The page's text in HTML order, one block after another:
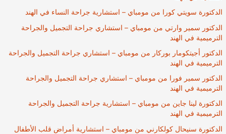
الدكتورة سويتي كورا من مومباي – استشارية جراحة النساء في الهند
الدكتور سمير وارتي من مومباي – استشاري جراحة التجميل والجراحة
الترميمية في الهند
الدكتور أجيتكومار بوركار من مومباي – استشاري جراحة التجميل والجراحة
الترميمية في الهند
الدكتور سمير فورا من مومباي – استشاري جراحة التجميل والجراحة
الترميمية في الهند
الدكتورة لينا جاين من مومباي – استشارية جراحة التجميل والجراحة
الترميمية في الهند
الدكتورة سنيحال كولكارني من مومباي – استشارية أمراض قلب الأطفال